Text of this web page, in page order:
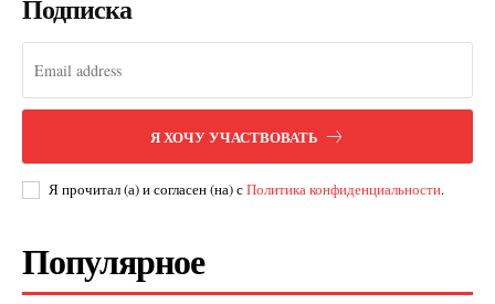
О нас
Подписаться
Подписка
Я ХОЧУ УЧАСТВОВАТЬ
Я прочитал (а) и согласен (на) сПолитика конфиденциальности.
Популярное